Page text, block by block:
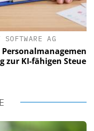
AG
Von
fähigen Steuerung